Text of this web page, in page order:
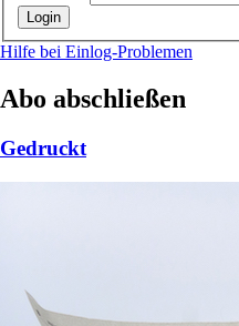
Hilfe bei Einlog-Problemen
Abo abschließen
Gedruckt